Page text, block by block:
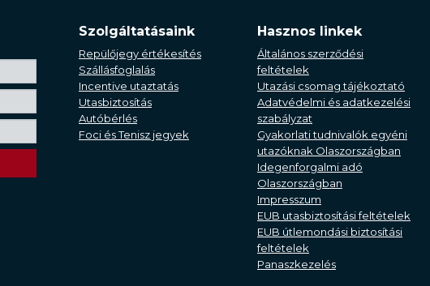
Szolgáltatásaink
Repülőjegy értékesítés
Szállásfoglalás
Incentive utaztatás
Utasbiztosítás
Autóbérlés
Foci és Tenisz jegyek
Hasznos linkek
Általános szerződési
feltételek
Utazási csomag tájékoztató
Adatvédelmi és adatkezelési
szabályzat
Gyakorlati tudnivalók egyéni
utazóknak Olaszországban
Idegenforgalmi adó
Olaszországban
Impresszum
EUB utasbiztosítási feltételek
EUB útlemondási biztosítási
feltételek
Panaszkezelés